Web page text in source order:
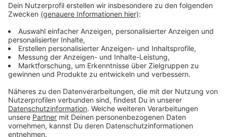
Branche auch in diesem Jahr wieder positiv entwickelt.
Von Januar bis August 2023 sei der Umsatz für
Gesellschafts-, Brett- und Kartenspiele sowie Puzzles
erneut geklettert, hieß es beim Verband Spieleverlage.
Prozent auf 770 bis 780 Millionen Euro erwartet,
sagte Verbandschef Hermann Hutter.
Anzeige